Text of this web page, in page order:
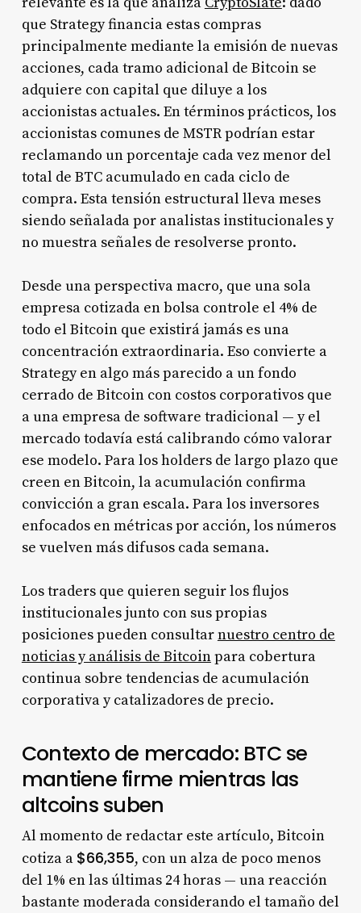
que Strategy financia estas compras
principalmente mediante la emisión de nuevas
acciones, cada tramo adicional de Bitcoin se
adquiere con capital que diluye a los
accionistas actuales. En términos prácticos, los
accionistas comunes de MSTR podrían estar
reclamando un porcentaje cada vez menor del
total de BTC acumulado en cada ciclo de
compra. Esta tensión estructural lleva meses
siendo señalada por analistas institucionales y
no muestra señales de resolverse pronto.
Desde una perspectiva macro, que una sola
empresa cotizada en bolsa controle el 4% de
todo el Bitcoin que existirá jamás es una
concentración extraordinaria. Eso convierte a
Strategy en algo más parecido a un fondo
cerrado de Bitcoin con costos corporativos que
a una empresa de software tradicional — y el
mercado todavía está calibrando cómo valorar
ese modelo. Para los holders de largo plazo que
creen en Bitcoin, la acumulación confirma
convicción a gran escala. Para los inversores
enfocados en métricas por acción, los números
se vuelven más difusos cada semana.
Los traders que quieren seguir los flujos
institucionales junto con sus propias
posiciones pueden consultarnuestro centro de
noticias y análisis de Bitcoinpara cobertura
continua sobre tendencias de acumulación
corporativa y catalizadores de precio.
Contexto de mercado: BTC se
mantiene firme mientras las
altcoins suben
Al momento de redactar este artículo, Bitcoin
cotiza a $66,355, con un alza de poco menos
del 1% en las últimas 24 horas — una reacción
bastante moderada considerando el tamaño del